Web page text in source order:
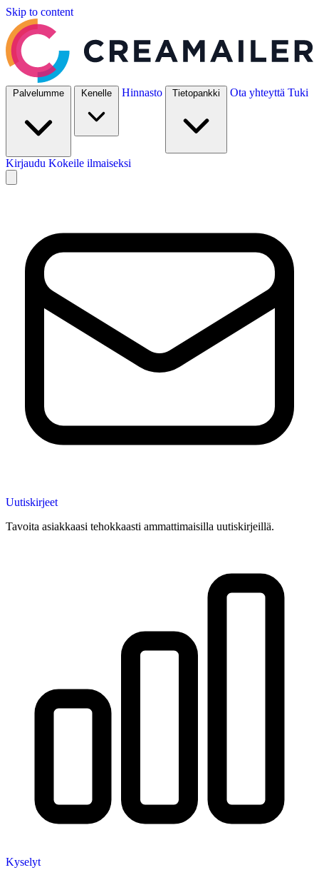
Skip to content
Palvelumme Kenelle Hinnasto Tietopankki Ota yhteyttä Tuki
Kirjaudu Kokeile ilmaiseksi
Uutiskirjeet
Tavoita asiakkaasi tehokkaasti ammattimaisilla uutiskirjeillä.
Kyselyt